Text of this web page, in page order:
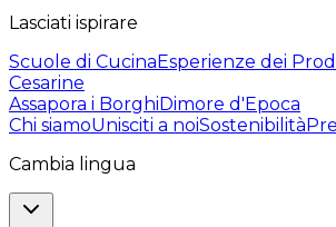
Lasciati ispirare
Scuole di CucinaEsperienze dei
Cesarine
Assapora i BorghiDimore d'Epoca
Chi siamoUnisciti a noiSostenibilità
Cambia lingua